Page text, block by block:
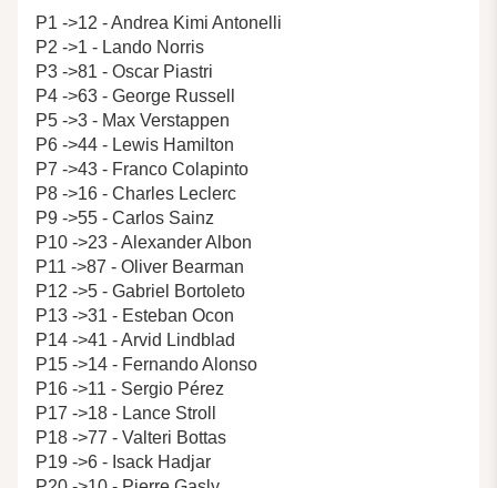
P1 ->12 - Andrea Kimi Antonelli
P2 ->1 - Lando Norris
P3 ->81 - Oscar Piastri
P4 ->63 - George Russell
P5 ->3 - Max Verstappen
P6 ->44 - Lewis Hamilton
P7 ->43 - Franco Colapinto
P8 ->16 - Charles Leclerc
P9 ->55 - Carlos Sainz
P10 ->23 - Alexander Albon
P11 ->87 - Oliver Bearman
P12 ->5 - Gabriel Bortoleto
P13 ->31 - Esteban Ocon
P14 ->41 - Arvid Lindblad
P15 ->14 - Fernando Alonso
P16 ->11 - Sergio Pérez
P17 ->18 - Lance Stroll
P18 ->77 - Valteri Bottas
P19 ->6 - Isack Hadjar